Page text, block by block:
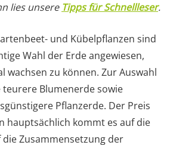
lies unsere Tipps für Schnellleser.
und Kübelpflanzen sind
Wahl der Erde angewiesen,
wachsen zu können. Zur Auswahl
teurere Blumenerde sowie
Pflanzerde. Der Preis
hauptsächlich kommt es auf die
Zusammensetzung der